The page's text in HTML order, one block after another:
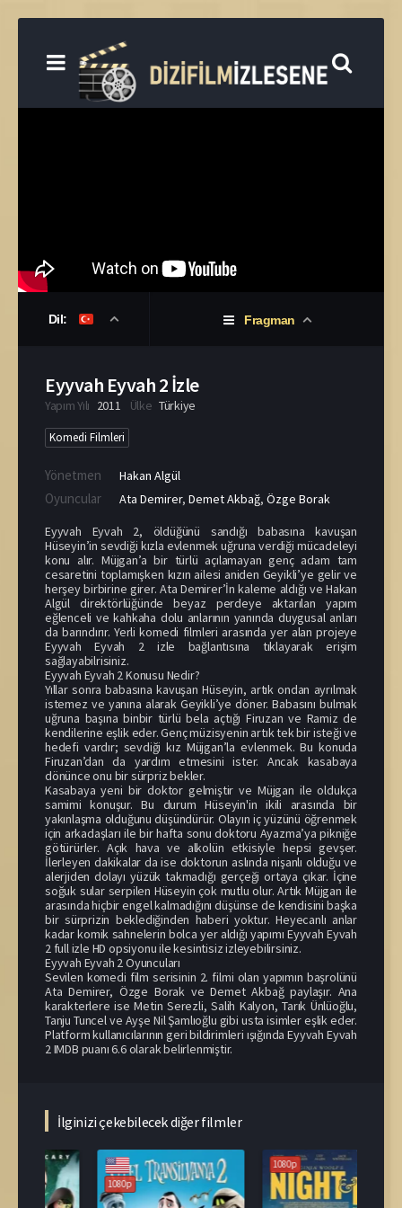
Dil: Fragman
Eyyvah Eyvah 2 İzle
Yapım Yılı 2011 Ülke Türkiye
Komedi Filmleri
Yönetmen Hakan Algül
Oyuncular Ata Demirer, Demet Akbağ, Özge Borak
Eyyvah Eyvah 2, öldüğünü sandığı babasına kavuşan
Hüseyin’in sevdiği kızla evlenmek uğruna verdiği mücadeleyi
konu alır. Müjgan’a bir türlü açılamayan genç adam tam
cesaretini toplamışken kızın ailesi aniden Geyikli’ye gelir ve
herşey birbirine girer. Ata Demirer’İn kaleme aldığı ve Hakan
Algül direktörlüğünde beyaz perdeye aktarılan yapım
eğlenceli ve kahkaha dolu anlarının yanında duygusal anları
da barındırır. Yerli komedi filmleri arasında yer alan projeye
Eyyvah Eyvah 2 izle bağlantısına tıklayarak erişim
sağlayabilrisiniz.
Eyyvah Eyvah 2 Konusu Nedir?
Yıllar sonra babasına kavuşan Hüseyin, artık ondan ayrılmak
istemez ve yanına alarak Geyikli’ye döner. Babasını bulmak
uğruna başına binbir türlü bela açtığı Firuzan ve Ramiz de
kendilerine eşlik eder. Genç müzisyenin artık tek bir isteği ve
hedefi vardır; sevdiği kız Müjgan’la evlenmek. Bu konuda
Firuzan’dan da yardım etmesini ister. Ancak kasabaya
dönünce onu bir sürpriz bekler.
Kasabaya yeni bir doktor gelmiştir ve Müjgan ile oldukça
samimi konuşur. Bu durum Hüseyin'in ikili arasında bir
yakınlaşma olduğunu düşündürür. Olayın iç yüzünü öğrenmek
için arkadaşları ile bir hafta sonu doktoru Ayazma’ya pikniğe
götürürler. Açık hava ve alkolün etkisiyle hepsi gevşer.
İlerleyen dakikalar da ise doktorun aslında nişanlı olduğu ve
alerjiden dolayı yüzük takmadığı gerçeği ortaya çıkar. İçine
soğuk sular serpilen Hüseyin çok mutlu olur. Artık Müjgan ile
arasında hiçbir engel kalmadığını düşünse de kendisini başka
bir sürprizin beklediğinden haberi yoktur. Heyecanlı anlar
kadar komik sahnelerin bolca yer aldığı yapımı Eyyvah Eyvah
2 full izle HD opsiyonu ile kesintisiz izleyebilirsiniz.
Eyyvah Eyvah 2 Oyuncuları
Sevilen komedi film serisinin 2. filmi olan yapımın başrolünü
Ata Demirer, Özge Borak ve Demet Akbağ paylaşır. Ana
karakterlere ise Metin Serezli, Salih Kalyon, Tarık Ünlüoğlu,
Tanju Tuncel ve Ayşe Nil Şamlıoğlu gibi usta isimler eşlik eder.
Platform kullanıcılarının geri bildirimleri ışığında Eyyvah Eyvah
2 IMDB puanı 6.6 olarak belirlenmiştir.
İlginizi çekebilecek diğer filmler
1080p
1080p